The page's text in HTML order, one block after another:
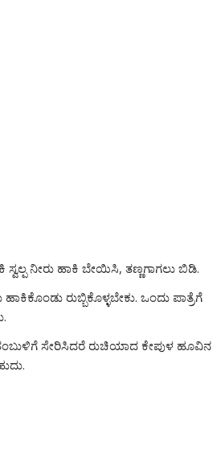
ನೀರು ಹಾಕಿ ಬೇಯಿಸಿ, ತಣ್ಣಗಾಗಲು ಬಿಡಿ.
ರುಬ್ಬಿಕೊಳ್ಳಬೇಕು. ಒಂದು ಪಾತ್ರೆಗೆ
ಸೇರಿಸಿದರೆ ರುಚಿಯಾದ ಕೇಪುಳ ಹೂವಿನ